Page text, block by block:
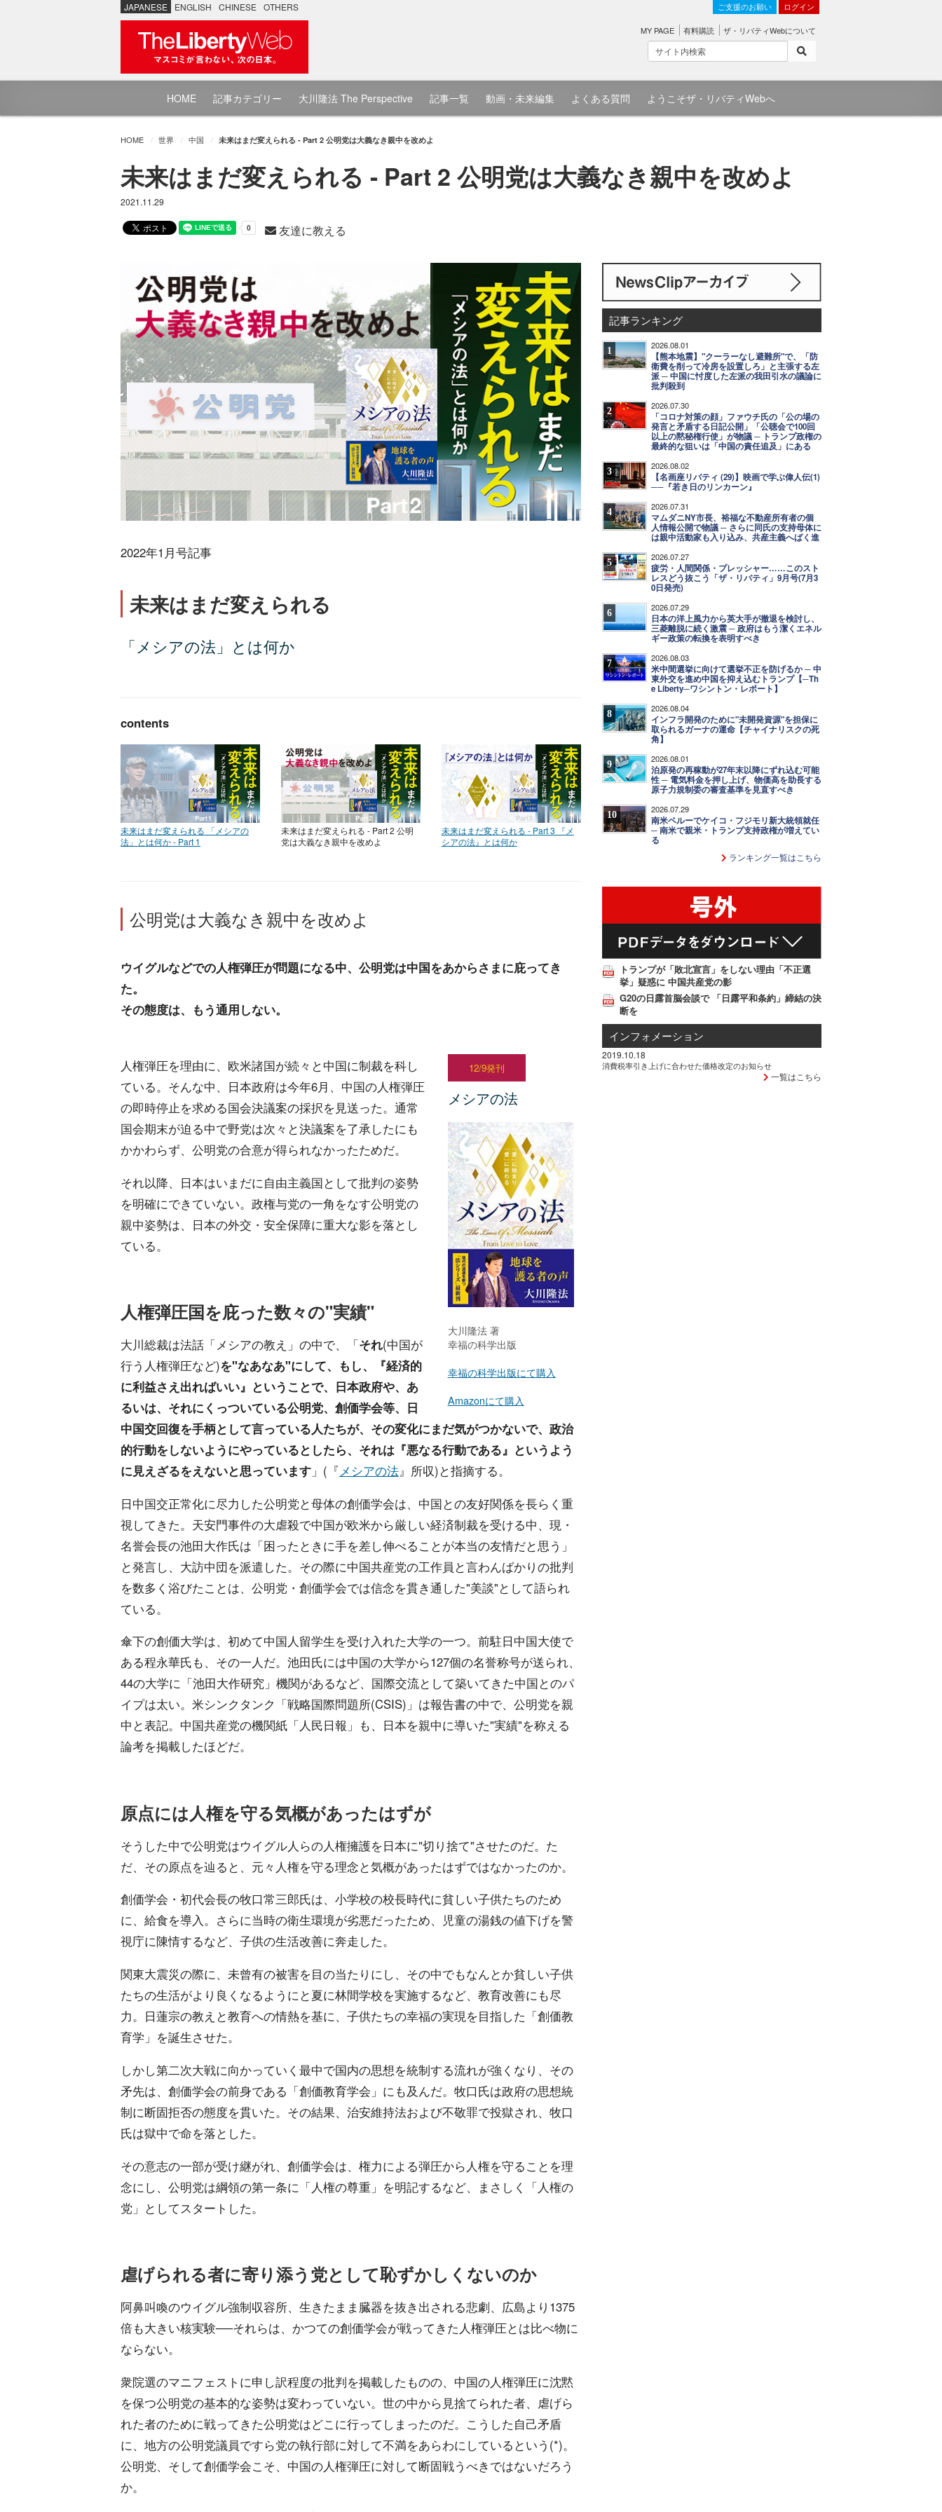
JAPANESE ENGLISH CHINESE OTHERS ご支援のお願い ログイン
MY PAGE 有料購読 ザ・リバティWebについて
HOME 記事カテゴリー 大川隆法 The Perspective 記事一覧 動画・未来編集 よくある質問 ようこそザ・リバティWebへ
HOME 世界 中国 未来はまだ変えられる - Part 2 公明党は大義なき親中を改めよ
未来はまだ変えられる - Part 2 公明党は大義なき親中を改めよ
2021.11.29
友達に教える
2022年1月号記事
未来はまだ変えられる
「メシアの法」とは何か
contents
未来はまだ変えられる 「メシアの
法」とは何か - Part 1
未来はまだ変えられる - Part 2 公明
党は大義なき親中を改めよ
未来はまだ変えられる - Part 3 『メ
シアの法』とは何か
公明党は大義なき親中を改めよ
ウイグルなどでの人権弾圧が問題になる中、公明党は中国をあからさまに庇ってき
た。
その態度は、もう通用しない。
12/9発刊
メシアの法
大川隆法 著
幸福の科学出版
幸福の科学出版にて購入
Amazonにて購入
人権弾圧を理由に、欧米諸国が続々と中国に制裁を科し
ている。そんな中、日本政府は今年6月、中国の人権弾圧
の即時停止を求める国会決議案の採択を見送った。通常
国会期末が迫る中で野党は次々と決議案を了承したにも
かかわらず、公明党の合意が得られなかったためだ。
それ以降、日本はいまだに自由主義国として批判の姿勢
を明確にできていない。政権与党の一角をなす公明党の
親中姿勢は、日本の外交・安全保障に重大な影を落とし
ている。
人権弾圧国を庇った数々の"実績"
大川総裁は法話「メシアの教え」の中で、「それ(中国が
行う人権弾圧など)を"なあなあ"にして、もし、『経済的
に利益さえ出ればいい』ということで、日本政府や、あ
るいは、それにくっついている公明党、創価学会等、日
中国交回復を手柄として言っている人たちが、その変化にまだ気がつかないで、政治
的行動をしないようにやっているとしたら、それは『悪なる行動である』というよう
に見えざるをえないと思っています 」(『メシアの法』所収)と指摘する。
日中国交正常化に尽力した公明党と母体の創価学会は、中国との友好関係を長らく重
視してきた。天安門事件の大虐殺で中国が欧米から厳しい経済制裁を受ける中、現・
名誉会長の池田大作氏は「困ったときに手を差し伸べることが本当の友情だと思う」
と発言し、大訪中団を派遣した。その際に中国共産党の工作員と言わんばかりの批判
を数多く浴びたことは、公明党・創価学会では信念を貫き通した"美談"として語られ
ている。
傘下の創価大学は、初めて中国人留学生を受け入れた大学の一つ。前駐日中国大使で
ある程永華氏も、その一人だ。池田氏には中国の大学から127個の名誉称号が送られ、
44の大学に「池田大作研究」機関があるなど、国際交流として築いてきた中国とのパ
イプは太い。米シンクタンク「戦略国際問題所(CSIS)」は報告書の中で、公明党を親
中と表記。中国共産党の機関紙「人民日報」も、日本を親中に導いた"実績"を称える
論考を掲載したほどだ。
原点には人権を守る気概があったはずが
そうした中で公明党はウイグル人らの人権擁護を日本に"切り捨て"させたのだ。た
だ、その原点を辿ると、元々人権を守る理念と気概があったはずではなかったのか。
創価学会・初代会長の牧口常三郎氏は、小学校の校長時代に貧しい子供たちのため
に、給食を導入。さらに当時の衛生環境が劣悪だったため、児童の湯銭の値下げを警
視庁に陳情するなど、子供の生活改善に奔走した。
関東大震災の際に、未曾有の被害を目の当たりにし、その中でもなんとか貧しい子供
たちの生活がより良くなるようにと夏に林間学校を実施するなど、教育改善にも尽
力。日蓮宗の教えと教育への情熱を基に、子供たちの幸福の実現を目指した「創価教
育学」を誕生させた。
しかし第二次大戦に向かっていく最中で国内の思想を統制する流れが強くなり、その
矛先は、創価学会の前身である「創価教育学会」にも及んだ。牧口氏は政府の思想統
制に断固拒否の態度を貫いた。その結果、治安維持法および不敬罪で投獄され、牧口
氏は獄中で命を落とした。
その意志の一部が受け継がれ、創価学会は、権力による弾圧から人権を守ることを理
念にし、公明党は綱領の第一条に「人権の尊重」を明記するなど、まさしく「人権の
党」としてスタートした。
虐げられる者に寄り添う党として恥ずかしくないのか
阿鼻叫喚のウイグル強制収容所、生きたまま臓器を抜き出される悲劇、広島より1375
倍も大きい核実験──それらは、かつての創価学会が戦ってきた人権弾圧とは比べ物に
ならない。
衆院選のマニフェストに申し訳程度の批判を掲載したものの、中国の人権弾圧に沈黙
を保つ公明党の基本的な姿勢は変わっていない。世の中から見捨てられた者、虐げら
れた者のために戦ってきた公明党はどこに行ってしまったのだ。こうした自己矛盾
に、地方の公明党議員ですら党の執行部に対して不満をあらわにしているという(*)。
公明党、そして創価学会こそ、中国の人権弾圧に対して断固戦うべきではないだろう
か。
記事ランキング
1 2026.08.01
【熊本地震】"クーラーなし避難所"で、「防
衛費を削って冷房を設置しろ」と主張する左
派 ─ 中国に忖度した左派の我田引水の議論に
批判殺到
2 2026.07.30
「コロナ対策の顔」ファウチ氏の「公の場の
発言と矛盾する日記公開」「公聴会で100回
以上の黙秘権行使」が物議 ─ トランプ政権の
最終的な狙いは「中国の責任追及」にある
3 2026.08.02
【名画座リバティ (29)】映画で学ぶ偉人伝(1)
──『若き日のリンカーン』
4 2026.07.31
マムダニNY市長、裕福な不動産所有者の個
人情報公開で物議 ─ さらに同氏の支持母体に
は親中活動家も入り込み、共産主義へばく進
5 2026.07.27
疲労・人間関係・プレッシャー……このスト
レスどう抜こう「ザ・リバティ」9月号(7月3
0日発売)
6 2026.07.29
日本の洋上風力から英大手が撤退を検討し、
三菱離脱に続く激震 ─ 政府はもう潔くエネル
ギー政策の転換を表明すべき
7 2026.08.03
米中間選挙に向けて選挙不正を防げるか ─ 中
東外交を進め中国を抑え込むトランプ【─Th
e Liberty─ワシントン・レポート】
8 2026.08.04
インフラ開発のために"未開発資源"を担保に
取られるガーナの運命【チャイナリスクの死
角】
9 2026.08.01
泊原発の再稼動が27年末以降にずれ込む可能
性 ─ 電気料金を押し上げ、物価高を助長する
原子力規制委の審査基準を見直すべき
10 2026.07.29
南米ペルーでケイコ・フジモリ新大統領就任
─ 南米で親米・トランプ支持政権が増えてい
る
ランキング一覧はこちら
トランプが「敗北宣言」をしない理由「不正選
挙」疑惑に 中国共産党の影
G20の日露首脳会談で 「日露平和条約」締結の決
断を
インフォメーション
2019.10.18
消費税率引き上げに合わせた価格改定のお知らせ
一覧はこちら